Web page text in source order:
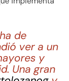
de
ver a un
y
Una gran